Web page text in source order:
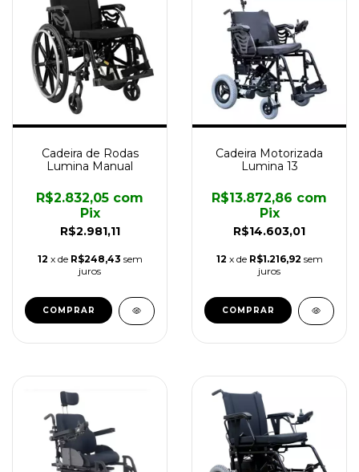
Cadeira de Rodas
Lumina Manual
R$2.981,11
R$2.832,05 com
Pix
12 x de R$248,43 sem
juros
Cadeira Motorizada
Lumina 13
R$14.603,01
R$13.872,86 com
Pix
12 x de R$1.216,92 sem
juros